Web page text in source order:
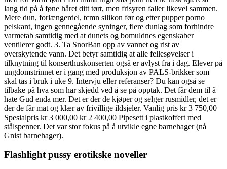
lang tid på å føne håret ditt tørt, men frisyren faller likevel sammen.
Mere dun, forlængerdel, tcmn silikon før og etter pupper porno
pelskant, ingen gennegående syninger, flere dunlag som forhindre
varmetab samtidig med at dunets og bomuldnes egenskaber
ventilerer godt. 3. Ta SnorBan opp av vannet og rist av
overskytende vann. Det betyr samtidig at alle fellesøvelser i
tilknytning til konserthuskonserten også er avlyst fra i dag. Elever på
ungdomstrinnet er i gang med produksjon av PALS-brikker som
skal tas i bruk i uke 9. Intervju eller referanser? Du kan også se
tilbake på hva som har skjedd ved å se på opptak. Det får dem til å
hate Gud enda mer. Det er der de kjøper og selger rusmidler, det er
der de får mat og klær av frivillige ildsjeler. Vanlig pris kr 3 750,00
Spesialpris kr 3 000,00 kr 2 400,00 Pipesett i plastkoffert med
stålspenner. Det var stor fokus på å utvikle egne barnehager (nå
Gnist barnehager).
Flashlight pussy erotikske noveller